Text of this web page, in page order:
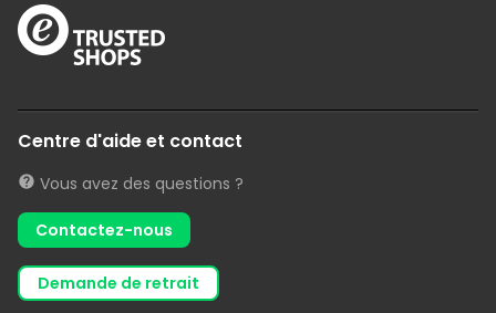
Centre d'aide et contact
Vous avez des questions ?
Contactez-nous
demande de retrait